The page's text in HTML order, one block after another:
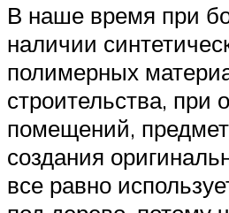
В наше время при
наличии
полимерных
строительства, при
помещений,
создания
все равно